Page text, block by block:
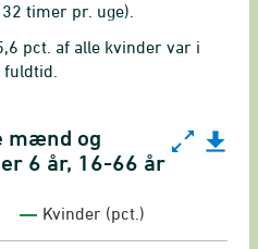
timer pr. uge).
pct. af alle kvinder var i
og kvinder m. børn
for beskæftigede
mænd og
6 år, 16-66 år
Kvinder (pct.)